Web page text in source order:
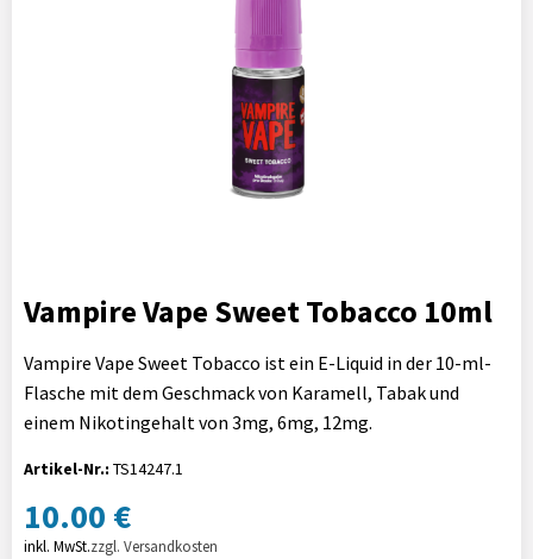
Vampire Vape Sweet Tobacco 10ml
Vampire Vape Sweet Tobacco ist ein E-Liquid in der 10-ml-
Flasche mit dem Geschmack von Karamell, Tabak und
einem Nikotingehalt von 3mg, 6mg, 12mg.
Artikel-Nr.: TS14247.1
10.00 €
inkl. MwSt.zzgl. Versandkosten